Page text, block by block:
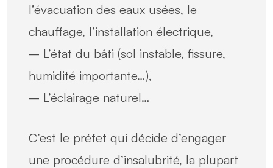
l’évacuation des eaux usées, le
chauffage, l’installation électrique,
– L’état du bâti (sol instable, fissure,
humidité importante…),
– L’éclairage naturel…
C’est le préfet qui décide d’engager
une procédure d’insalubrité, la plupart